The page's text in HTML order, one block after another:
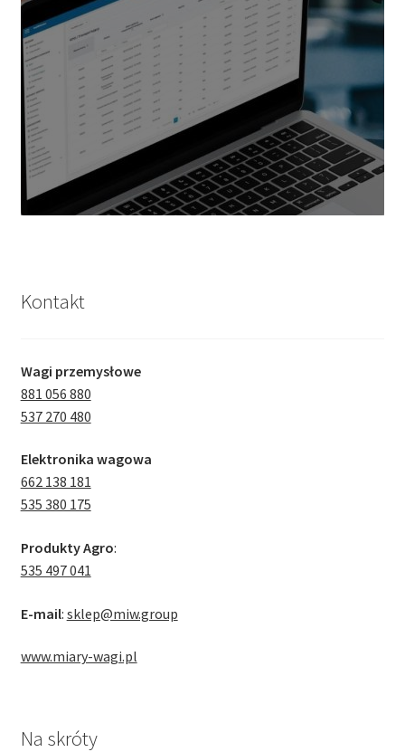
Kontakt
Wagi przemysłowe
881 056 880
537 270 480
Elektronika wagowa
662 138 181
535 380 175
Produkty Agro:
535 497 041
E-mail: sklep@miw.group
www.miary-wagi.pl
Na skróty